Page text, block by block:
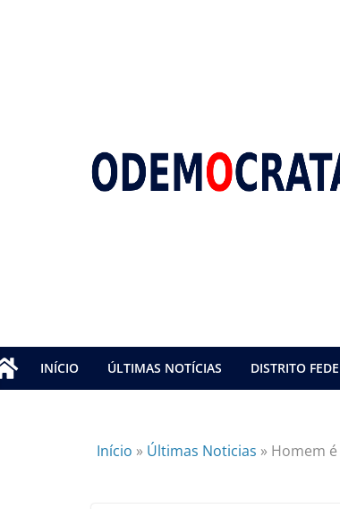
INÍCIO ÚLTIMAS NOTÍCIAS DISTRITO
Início » Últimas Noticias » Homem